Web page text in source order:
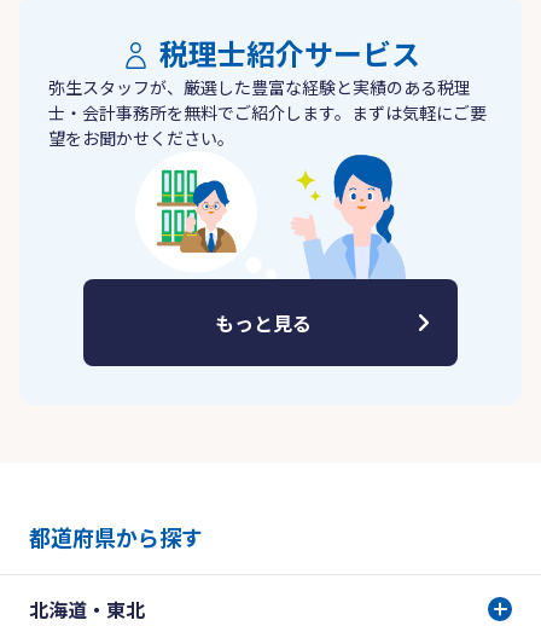
税理士紹介サービス
弥生スタッフが、厳選した豊富な経験と実績のある税理
士・会計事務所を無料でご紹介します。まずは気軽にご要
望をお聞かせください。
もっと見る
都道府県から探す
北海道・東北